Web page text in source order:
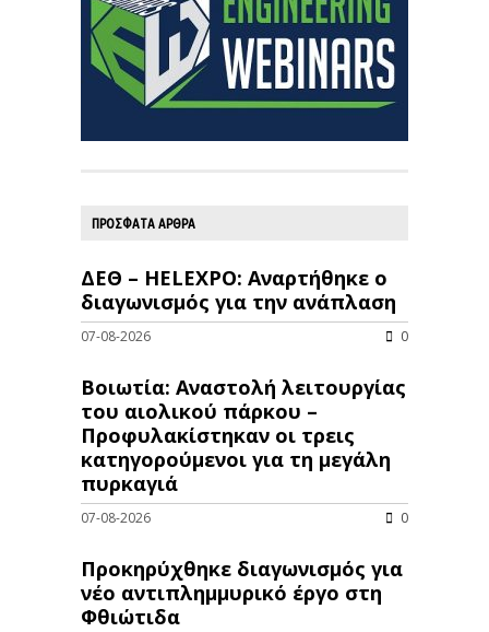
ΠΡΟΣΦΑΤΑ ΑΡΘΡΑ
ΔΕΘ – HELEXPO: Αναρτήθηκε ο
διαγωνισμός για την ανάπλαση
07-08-2026 0
Βοιωτία: Αναστολή λειτουργίας
του αιολικού πάρκου –
Προφυλακίστηκαν οι τρεις
κατηγορούμενοι για τη μεγάλη
πυρκαγιά
07-08-2026 0
Προκηρύχθηκε διαγωνισμός για
νέo αντιπλημμυρικό έργο στη
Φθιώτιδα